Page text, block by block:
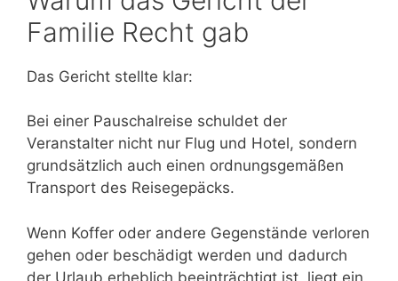
Familie Recht gab
Das Gericht stellte klar:
Bei einer Pauschalreise schuldet der
Veranstalter nicht nur Flug und Hotel, sondern
grundsätzlich auch einen ordnungsgemäßen
Transport des Reisegepäcks.
Wenn Koffer oder andere Gegenstände verloren
gehen oder beschädigt werden und dadurch
der Urlaub erheblich beeinträchtigt ist, liegt ein